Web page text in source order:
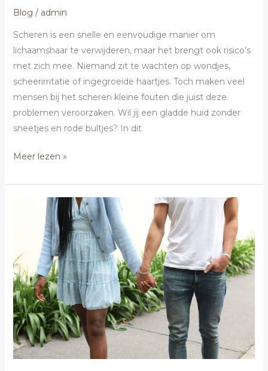
Blog / admin
Scheren is een snelle en eenvoudige manier om
lichaamshaar te verwijderen, maar het brengt ook risico’s
met zich mee. Niemand zit te wachten op wondjes,
scheerirritatie of ingegroeide haartjes. Toch maken veel
mensen bij het scheren kleine fouten die juist deze
problemen veroorzaken. Wil jij een gladde huid zonder
sneetjes en rode bultjes? In dit
doe
dat?
Meer lezen »
comfort:
de
ultieme
gids
voor
tall
broeken
heren